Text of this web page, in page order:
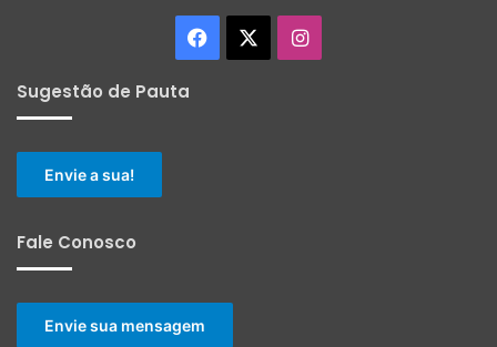
Facebook Instagram
Sugestão de Pauta
Envie a sua!
Fale Conosco
Envie sua mensagem